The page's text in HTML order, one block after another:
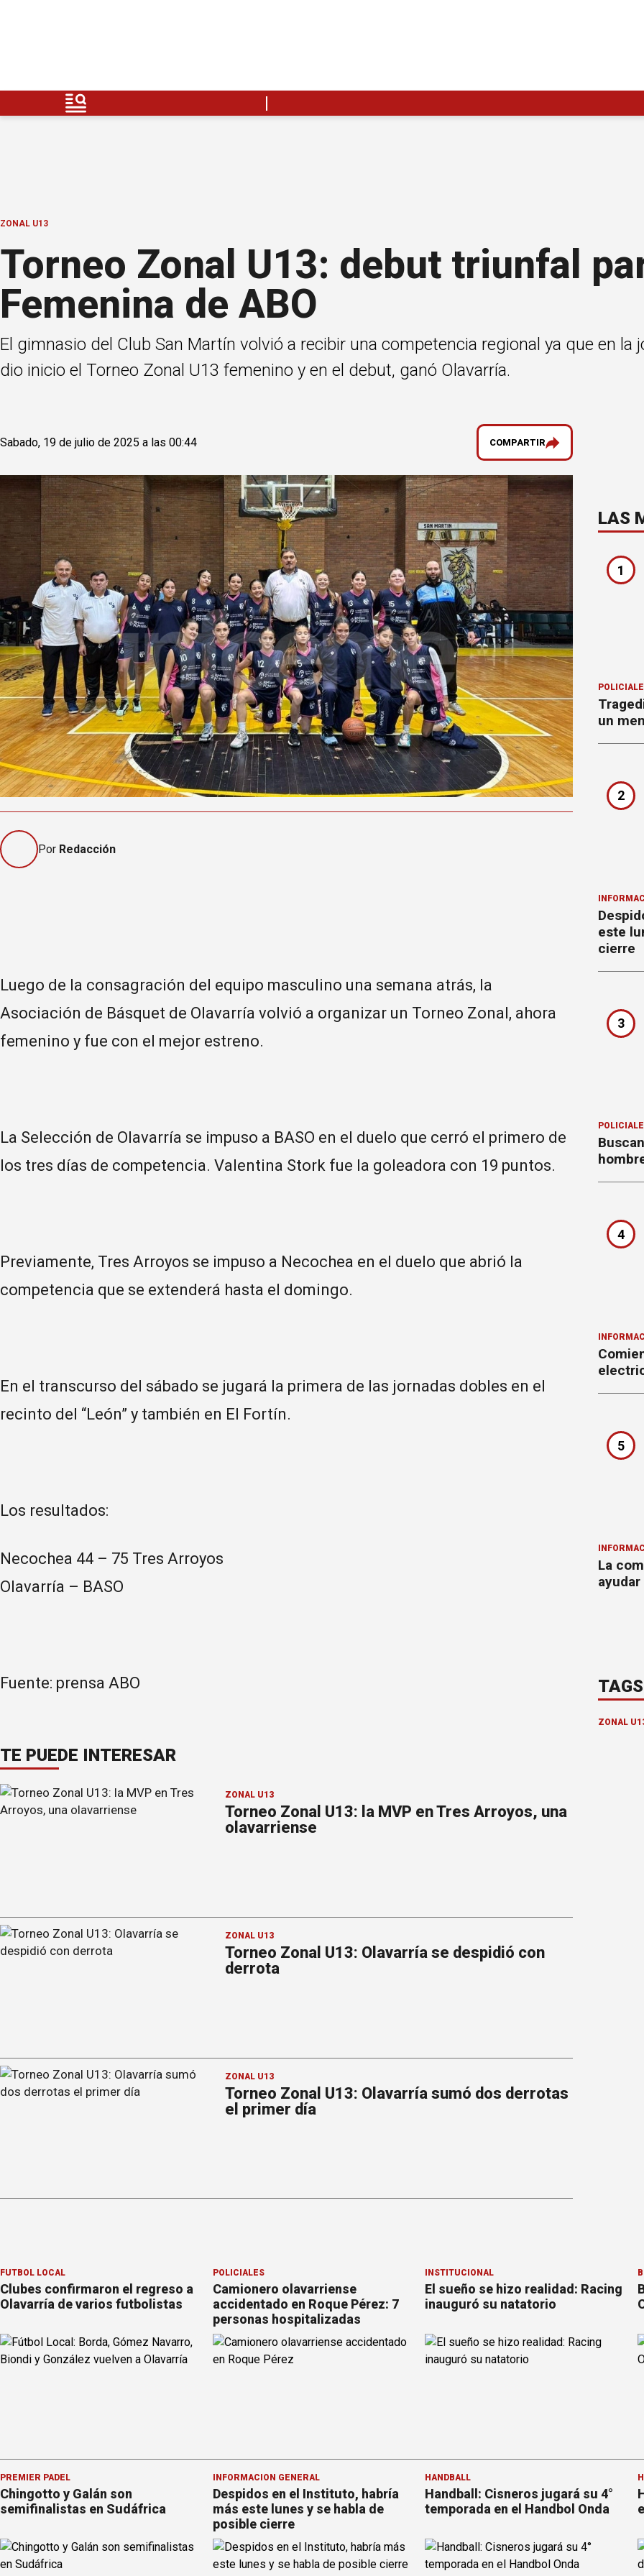
ZONAL U13
Torneo Zonal U13: debut triunfal
Femenina de ABO
El gimnasio del Club San Martín volvió a recibir una competencia regional ya que en la
dio inicio el Torneo Zonal U13 femenino y en el debut, ganó Olavarría.
Sabado, 19 de julio de 2025 a las 00:44 COMPARTIR
Por Redacción
Luego de la consagración del equipo masculino una semana atrás, la
Asociación de Básquet de Olavarría volvió a organizar un Torneo Zonal, ahora
femenino y fue con el mejor estreno.
La Selección de Olavarría se impuso a BASO en el duelo que cerró el primero de
los tres días de competencia. Valentina Stork fue la goleadora con 19 puntos.
Previamente, Tres Arroyos se impuso a Necochea en el duelo que abrió la
competencia que se extenderá hasta el domingo.
En el transcurso del sábado se jugará la primera de las jornadas dobles en el
recinto del “León” y también en El Fortín.
Los resultados:
Necochea 44 – 75 Tres Arroyos
Olavarría – BASO
Fuente: prensa ABO
TE PUEDE INTERESAR
ZONAL U13
Torneo Zonal U13: la MVP en Tres Arroyos, una
olavarriense
ZONAL U13
Torneo Zonal U13: Olavarría se despidió con
derrota
ZONAL U13
Torneo Zonal U13: Olavarría sumó dos derrotas
el primer día
LAS
1
un
2
este
cierre
3
4
5
La
ayudar
TAGS
ZONAL
FÚTBOL LOCAL
Clubes confirmaron el regreso a
Olavarría de varios futbolistas
POLICIALES
Camionero olavarriense
accidentado en Roque Pérez: 7
personas hospitalizadas
INSTITUCIONAL
El sueño se hizo realidad: Racing
inauguró su natatorio
PREMIER PÁDEL
Chingotto y Galán son
semifinalistas en Sudáfrica
INFORMACION GENERAL
Despidos en el Instituto, habría
más este lunes y se habla de
posible cierre
HANDBALL
Handball: Cisneros jugará su 4°
temporada en el Handbol Onda